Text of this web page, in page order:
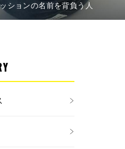
ションの名前を背負う人